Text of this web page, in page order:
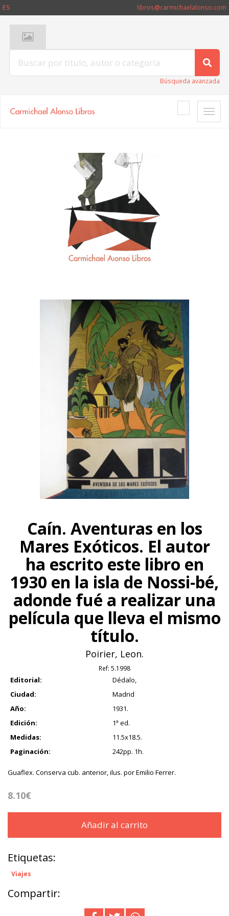
ES libros@carmichaelalonso.com
Búsqueda avanzada
Toggle
Caín. Aventuras en los
Mares Exóticos. El autor
ha escrito este libro en
1930 en la isla de Nossi-bé,
adonde fué a realizar una
película que lleva el mismo
título.
Poirier, Leon.
Ref: 5.1998
Editorial:
Dédalo,
Ciudad:
Madrid
Año:
1931.
Edición:
1ª ed.
Medidas:
11.5x18.5.
Paginación:
242pp. 1h.
Guaflex. Conserva cub. anterior, ilus. por Emilio Ferrer.
8.10€
Añadir al carrito
Etiquetas:
Viajes
Compartir: